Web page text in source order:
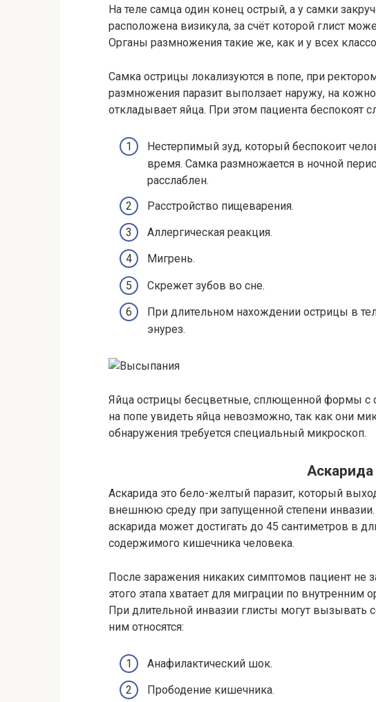
На теле самца один конец острый, а у самки
расположена визикула, за счёт которой глист
Органы размножения такие же, как и у всех
Самка острицы локализуются в попе, при
размножения паразит выползает наружу, на
откладывает яйца. При этом пациента беспокоят
Нестерпимый зуд, который беспокоит
время. Самка размножается в ночной
расслаблен.
Расстройство пищеварения.
Аллергическая реакция.
Мигрень.
Скрежет зубов во сне.
При длительном нахождении острицы в
энурез.
Яйца острицы бесцветные, сплющенной формы с
на попе увидеть яйца невозможно, так как они
обнаружения требуется специальный микроскоп.
Аскарида
Аскарида это бело-желтый паразит, который
внешнюю среду при запущенной степени
аскарида может достигать до 45 сантиметров в
содержимого кишечника человека.
После заражения никаких симптомов пациент не
этого этапа хватает для миграции по внутренним
При длительной инвазии глисты могут вызывать
ним относятся:
Анафилактический шок.
Прободение кишечника.